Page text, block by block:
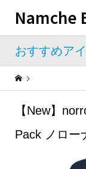
Namche
おすすめア
Warning : Undefined
【New】
Pack ノロ